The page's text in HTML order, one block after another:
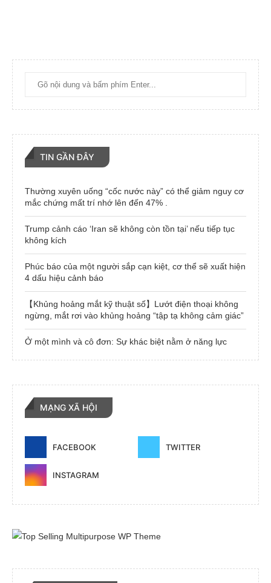
TIN GẦN ĐÂY
Thường xuyên uống “cốc nước này” có thể giảm nguy cơ
mắc chứng mất trí nhớ lên đến 47% .
Trump cảnh cáo ‘Iran sẽ không còn tồn tại’ nếu tiếp tục
không kích
Phúc báo của một người sắp cạn kiệt, cơ thể sẽ xuất hiện
4 dấu hiệu cảnh báo
【Khủng hoảng mắt kỹ thuật số】Lướt điện thoại không
ngừng, mắt rơi vào khủng hoảng “tập tạ không cảm giác”
Ở một mình và cô đơn: Sự khác biệt nằm ở năng lực
MẠNG XÃ HỘI
FACEBOOK TWITTER
INSTAGRAM